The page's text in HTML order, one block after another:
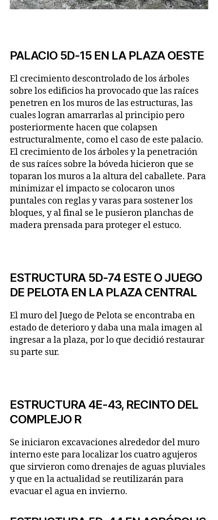
PALACIO 5D-15 EN LA PLAZA OESTE
El crecimiento descontrolado de los árboles
sobre los edificios ha provocado que las raíces
penetren en los muros de las estructuras, las
cuales logran amarrarlas al principio pero
posteriormente hacen que colapsen
estructuralmente, como el caso de este palacio.
El crecimiento de los árboles y la penetración
de sus raíces sobre la bóveda hicieron que se
toparan los muros a la altura del caballete. Para
minimizar el impacto se colocaron unos
puntales con reglas y varas para sostener los
bloques, y al final se le pusieron planchas de
madera prensada para proteger el estuco.
ESTRUCTURA 5D-74 ESTE O JUEGO
DE PELOTA EN LA PLAZA CENTRAL
El muro del Juego de Pelota se encontraba en
estado de deterioro y daba una mala imagen al
ingresar a la plaza, por lo que decidió restaurar
su parte sur.
ESTRUCTURA 4E-43, RECINTO DEL
COMPLEJO R
Se iniciaron excavaciones alrededor del muro
interno este para localizar los cuatro agujeros
que sirvieron como drenajes de aguas pluviales
y que en la actualidad se reutilizarán para
evacuar el agua en invierno.